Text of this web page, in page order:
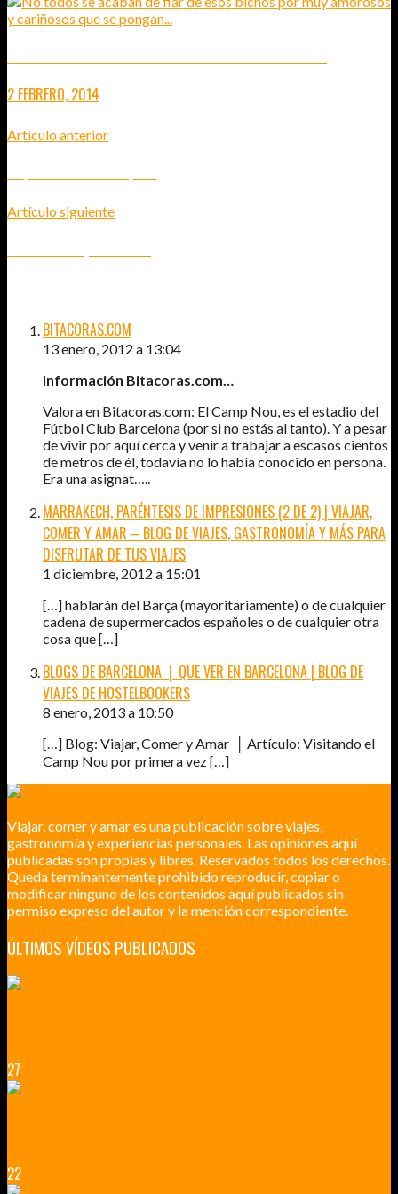
2 FEBRERO, 2014
Artículo anterior
Artículo siguiente
BITACORAS.COM
13 enero, 2012 a 13:04
Información Bitacoras.com…
Valora en Bitacoras.com: El Camp Nou, es el estadio del
Fútbol Club Barcelona (por si no estás al tanto). Y a pesar
de vivir por aquí cerca y venir a trabajar a escasos cientos
de metros de él, todavía no lo había conocido en persona.
Era una asignat…..
MARRAKECH, PARÉNTESIS DE IMPRESIONES (2 DE 2) | VIAJAR,
COMER Y AMAR – BLOG DE VIAJES, GASTRONOMÍA Y MÁS PARA
DISFRUTAR DE TUS VIAJES
1 diciembre, 2012 a 15:01
[…] hablarán del Barça (mayoritariamente) o de cualquier
cadena de supermercados españoles o de cualquier otra
cosa que […]
BLOGS DE BARCELONA │ QUE VER EN BARCELONA | BLOG DE
VIAJES DE HOSTELBOOKERS
8 enero, 2013 a 10:50
[…] Blog: Viajar, Comer y Amar │ Artículo: Visitando el
Camp Nou por primera vez […]
Viajar, comer y amar es una publicación sobre viajes,
gastronomía y experiencias personales. Las opiniones aquí
publicadas son propias y libres. Reservados todos los derechos.
Queda terminantemente prohibido reproducir, copiar o
modificar ninguno de los contenidos aquí publicados sin
permiso expreso del autor y la mención correspondiente.
ÚLTIMOS VÍDEOS PUBLICADOS
27
22